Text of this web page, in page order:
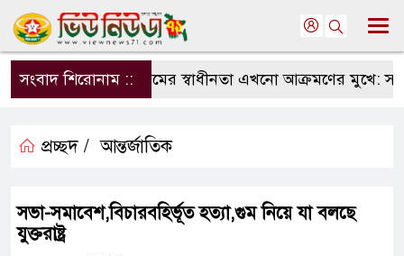
সংবাদ শিরোনাম ::
সংবাদমাধ্যমের স্বাধীনতা এখনো আক্রমণের মুখে: সম্পাদক
প্রচ্ছদ / আন্তর্জাতিক
সভা-সমাবেশ,বিচারবহির্ভূত হত্যা,গুম নিয়ে যা বলছে
যুক্তরাষ্ট্র